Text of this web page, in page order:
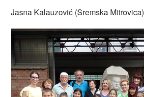
Jasna Kalauzović (Sremska Mitrovica)